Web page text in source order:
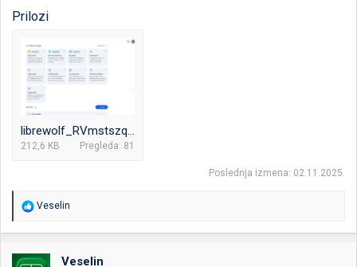
Prilozi
librewolf_RVmstszq4P.png
212,6 KB Pregleda: 81
Poslednja izmena: 02.11.2025.
R
a
o
Veselin
Veselin